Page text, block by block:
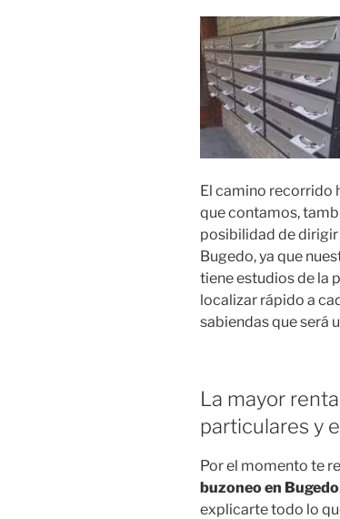
El camino recorrido
que contamos,
posibilidad de dirigir
Bugedo, ya que
tiene estudios de la
localizar rápido a
sabiendas que será
La mayor
particulares y
Por el momento te
buzoneo en Bugedo
explicarte todo lo